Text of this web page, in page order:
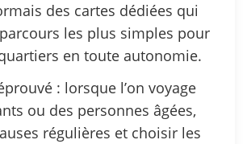
des cartes dédiées qui
les plus simples pour
en toute autonomie.
: lorsque l’on voyage
ou des personnes âgées,
régulières et choisir les